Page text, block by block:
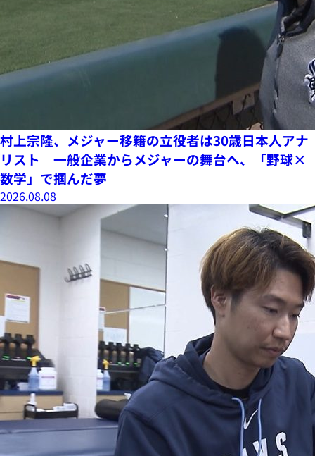
村上宗隆、メジャー移籍の立役者は30歳日本人アナ
リスト 一般企業からメジャーの舞台へ、「野球×
数学」で掴んだ夢
2026.08.08